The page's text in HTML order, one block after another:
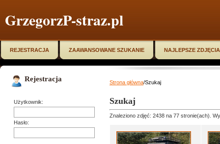
GrzegorzP-straz.pl
REJESTRACJA ZAAWANSOWANE SZUKANIE NAJLEPSZE ZDJĘCIA
Rejestracja
Użytkownik:
Hasło:
Strona główna/Szukaj
Szukaj
Znaleziono zdjęć: 2438 na 77 stronie(ach).